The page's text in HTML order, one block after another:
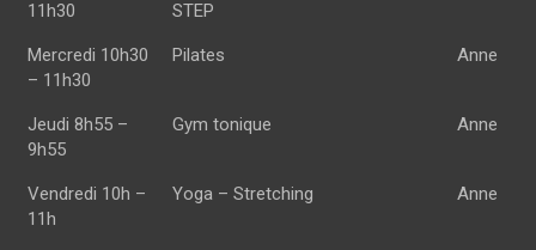
11h30
STEP
Mercredi 10h30
– 11h30
Pilates Anne
Jeudi 8h55 –
9h55
Gym tonique Anne
Vendredi 10h –
11h
Yoga – Stretching Anne